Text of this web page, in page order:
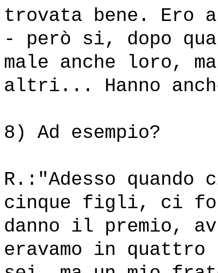
trovata bene. Ero
- però si, dopo
male anche loro,
altri... Hanno
8) Ad esempio?
R.:"Adesso
cinque figli, ci
danno il premio,
eravamo in